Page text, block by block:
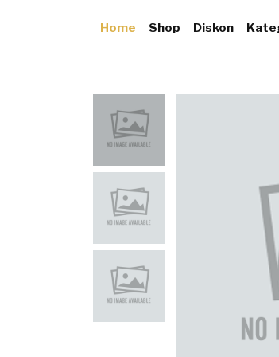
Home Shop Diskon